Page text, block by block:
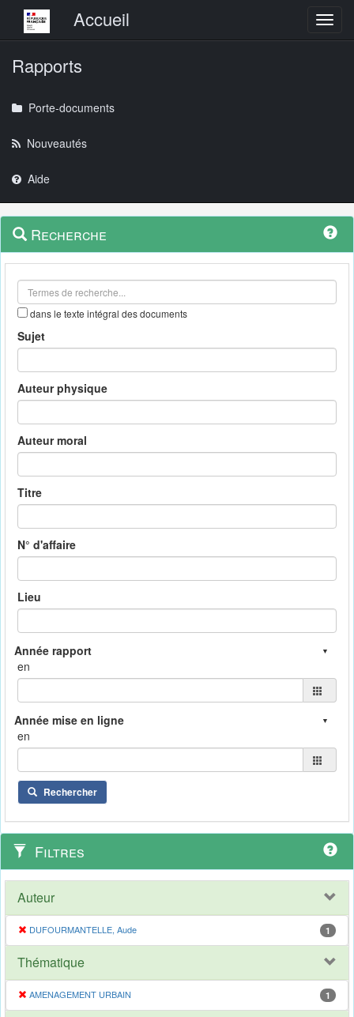
Menu principalAccueil
Rapports
Porte-documents
Nouveautés
Aide
Navigation
outils
Menu
contextuel
Recherche
dans le texte intégral des documents
Sujet
Auteur physique
Auteur moral
Titre
N° d'affaire
Lieu
en
en
Rechercher
Filtres
Auteur
DUFOURMANTELLE, Aude 1
Thématique
AMENAGEMENT URBAIN 1